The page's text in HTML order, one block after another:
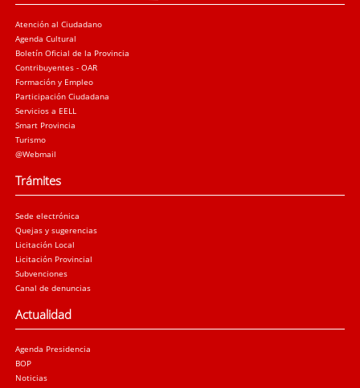
Atención al Ciudadano
Agenda Cultural
Boletín Oficial de la Provincia
Contribuyentes - OAR
Formación y Empleo
Participación Ciudadana
Servicios a EELL
Smart Provincia
Turismo
@Webmail
Trámites
Sede electrónica
Quejas y sugerencias
Licitación Local
Licitación Provincial
Subvenciones
Canal de denuncias
Actualidad
Agenda Presidencia
BOP
Noticias